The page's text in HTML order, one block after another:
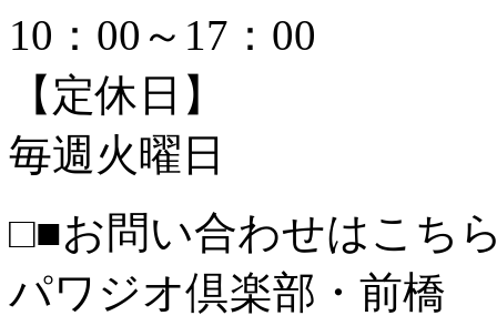
10：00～17：00
【定休日】
毎週火曜日
□■お問い合わせはこち
パワジオ倶楽部・前橋